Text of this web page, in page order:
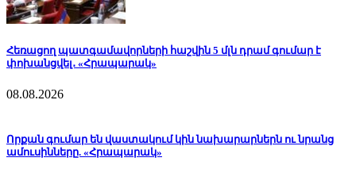
Հեռացող պատգամավորների հաշվին 5 մլն դրամ գումար է
փոխանցվել․ «Հրապարակ»
08.08.2026
Որքան գումար են վաստակում կին նախարարներն ու նրանց
ամուսինները. «Հրապարակ»